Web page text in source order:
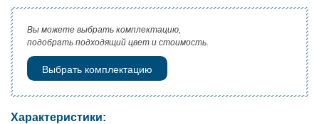
Вы можете выбрать комплектацию,
подобрать подходящий цвет и стоимость.
Выбрать комплектацию
Характеристики: